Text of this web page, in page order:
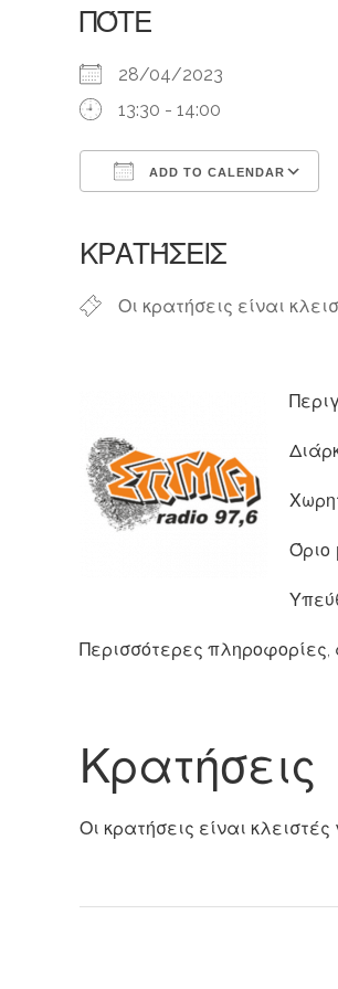
ΠΌΤΕ
28/04/2023
13:30 - 14:00
ADD TO CALENDAR
ΚΡΑΤΉΣΕΙΣ
Οι κρατήσεις είναι
Όριο
Περισσότερες
Κρατήσεις
Οι κρατήσεις είναι